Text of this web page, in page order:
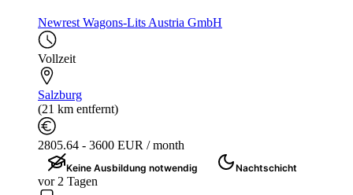
Newrest Wagons-Lits Austria GmbH
Vollzeit
Salzburg
(21 km entfernt)
2805.64 - 3600 EUR / month
Keine Ausbildung notwendig Nachtschicht
vor 2 Tagen